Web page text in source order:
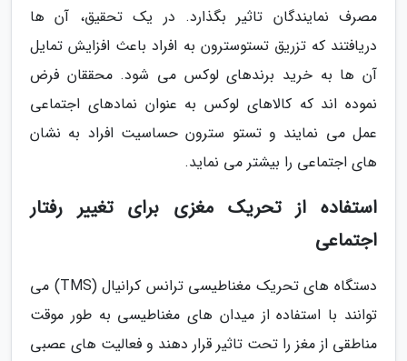
مصرف نمایندگان تاثیر بگذارد. در یک تحقیق، آن ها
دریافتند که تزریق تستوسترون به افراد باعث افزایش تمایل
آن ها به خرید برندهای لوکس می شود. محققان فرض
نموده اند که کالاهای لوکس به عنوان نمادهای اجتماعی
عمل می نمایند و تستو سترون حساسیت افراد به نشان
های اجتماعی را بیشتر می نماید.
استفاده از تحریک مغزی برای تغییر رفتار
اجتماعی
دستگاه های تحریک مغناطیسی ترانس کرانیال (TMS) می
توانند با استفاده از میدان های مغناطیسی به طور موقت
مناطقی از مغز را تحت تاثیر قرار دهند و فعالیت های عصبی